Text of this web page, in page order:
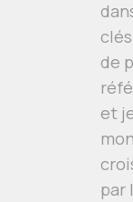
de
et
par